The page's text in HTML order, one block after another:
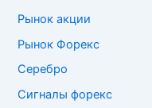
Рынок акции
Рынок Форекс
Серебро
Сигналы форекс